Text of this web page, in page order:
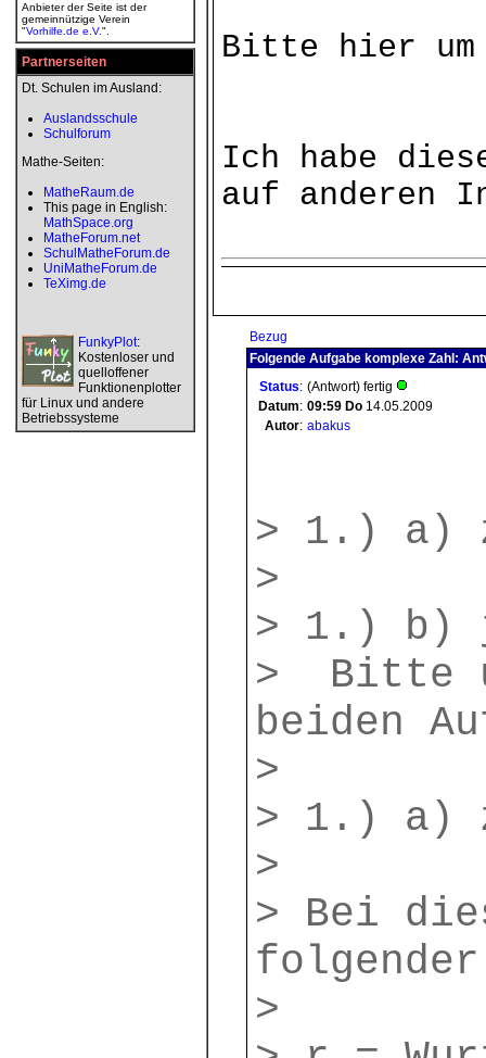
Anbieter der Seite ist der
gemeinnützige Verein
"Vorhilfe.de e.V.".
Partnerseiten
Dt. Schulen im Ausland:
Auslandsschule
Schulforum
Mathe-Seiten:
MatheRaum.de
This page in English:
MathSpace.org
MatheForum.net
SchulMatheForum.de
UniMatheForum.de
TeXimg.de
FunkyPlot:
Kostenloser und
quelloffener
Funktionenplotter
für Linux und andere
Betriebssysteme
Bitte hier
Ich habe
auf anderen
Bezug
Folgende Aufgabe komplexe Zahl:
Status: (Antwort) fertig
Datum: 09:59 Do 14.05.2009
Autor: abakus
> 1.) a)
>
> 1.) b)
> Bitte
beiden
>
> 1.) a)
>
> Bei
folgender
>